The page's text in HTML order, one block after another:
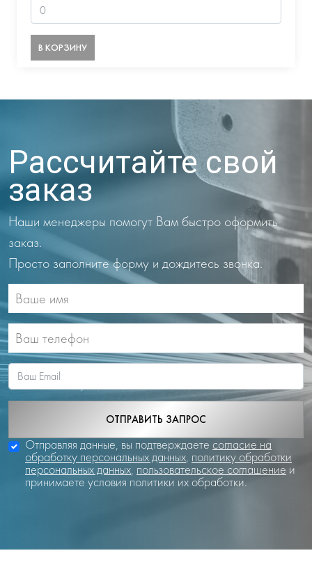
В КОРЗИНУ
Рассчитайте свой
заказ
Наши менеджеры помогут Вам быстро оформить
заказ.
Просто заполните форму и дождитесь звонка.
ОТПРАВИТЬ ЗАПРОС
Отправляя данные, вы подтверждаете согласие на
обработку персональных данных, политику обработки
персональных данных, пользовательское соглашение и
принимаете условия политики их обработки.